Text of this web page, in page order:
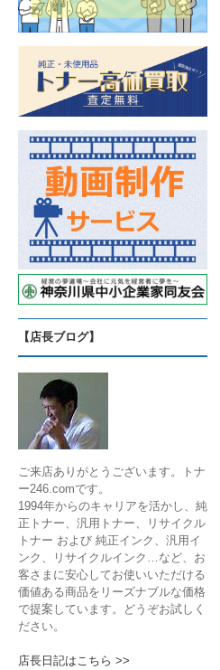
【店長ブログ】
ご来店ありがとうございます。トナ
ー246.comです。
1994年からのキャリアを活かし、純
正トナー、汎用トナー、リサイクル
トナー および 純正インク、汎用イ
ンク、リサイクルインク…など、お
客さまに安心してお使いいただける
価値ある商品をリーズナブルな価格
で提案しています。どうぞお試しく
ださい。
店長日記はこちら >>